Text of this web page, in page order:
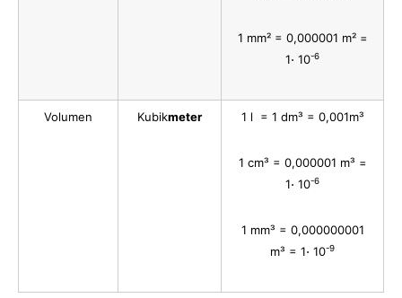
1 mm² = 0,000001 m² =
1⋅ 10-6
Volumen Kubikmeter 1 l = 1 dm³ = 0,001m³
1 cm³ = 0,000001 m³ =
1⋅ 10-6
1 mm³ = 0,000000001
m³ = 1⋅ 10-9